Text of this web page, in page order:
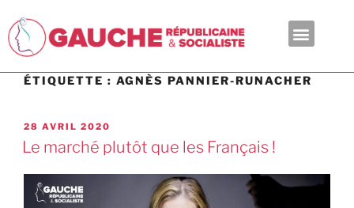
ÉTIQUETTE : AGNÈS PANNIER-RUNACHER
28 AVRIL 2020
Le marché plutôt que les Français !